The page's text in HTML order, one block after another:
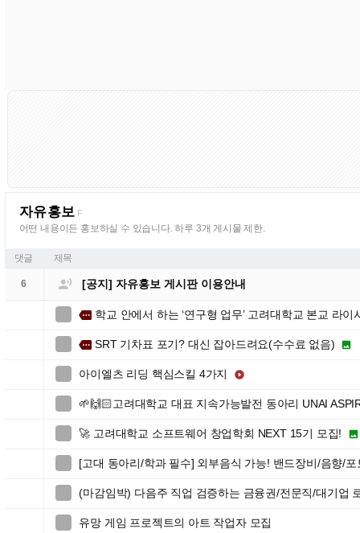
자유홍보 F
어떤 내용이든 홍보하실 수 있습니다. 하루 3개 게시물 제한.
댓글 제목
6  [공지] 자유홍보 게시판 이용안내
more 학교 안에서 하는 ‘연구형 업무’ 고려대학교 본교 라이
more SRT 기차표 포기? 대신 잡아드려요(수수료 없음) 
아이엘츠 리딩 핵심스킬 4가지 
🌱🙌🏻고려대학교 대표 지속가능발전 동아리 UNAI
🚀 고려대학교 소프트웨어 창업학회 NEXT 15기 모집! 
[고대 동아리/학과 필수] 외부음식 가능! 밴드장비/음향/
(마감임박) 다음주 직업 검증하는 금융권/전문직/대기업
유망 게임 프로젝트의 아트 작업자 모집